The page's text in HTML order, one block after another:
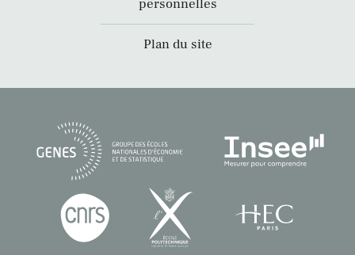
personnelles
Plan du site